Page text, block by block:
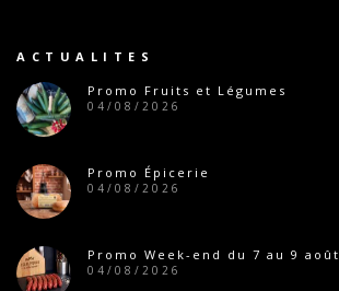
ACTUALITES
Promo Fruits et Légumes
04/08/2026
Promo Épicerie
04/08/2026
Promo Week-end du 7 au 9 août
04/08/2026